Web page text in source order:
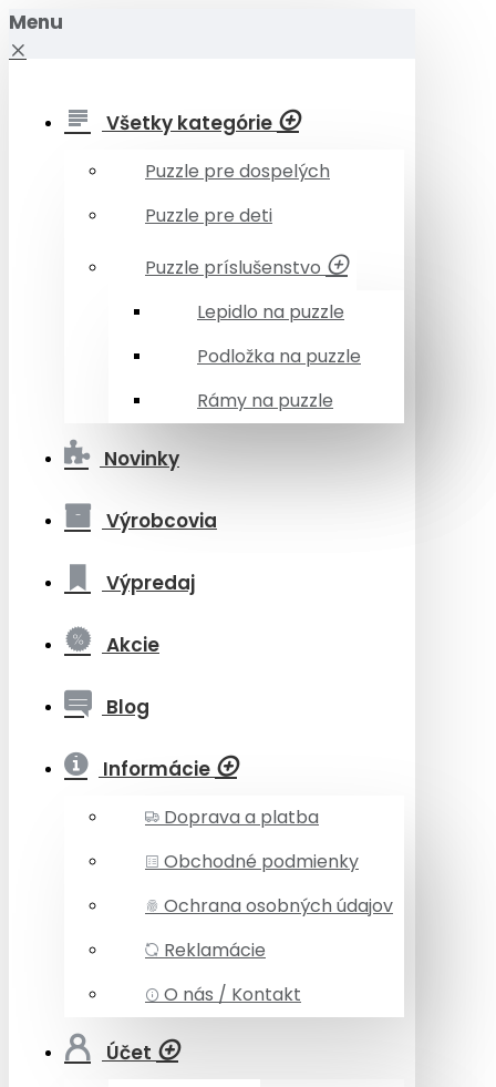
Menu
Všetky kategórie
Puzzle pre dospelých
Puzzle pre deti
Puzzle príslušenstvo
Lepidlo na puzzle
Podložka na puzzle
Rámy na puzzle
Novinky
Výrobcovia
Výpredaj
Akcie
Blog
Informácie
Doprava a platba
Obchodné podmienky
Ochrana osobných údajov
Reklamácie
O nás / Kontakt
Účet